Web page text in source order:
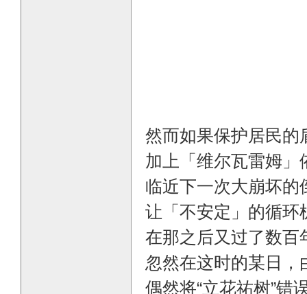
然而如果保护居民的
加上「维尔瓦雷姆」
临近下一次大崩坏的
让「不安定」的循环
在那之后又过了数百
忽然在这时的某日，
偶然将“立花祐树”错